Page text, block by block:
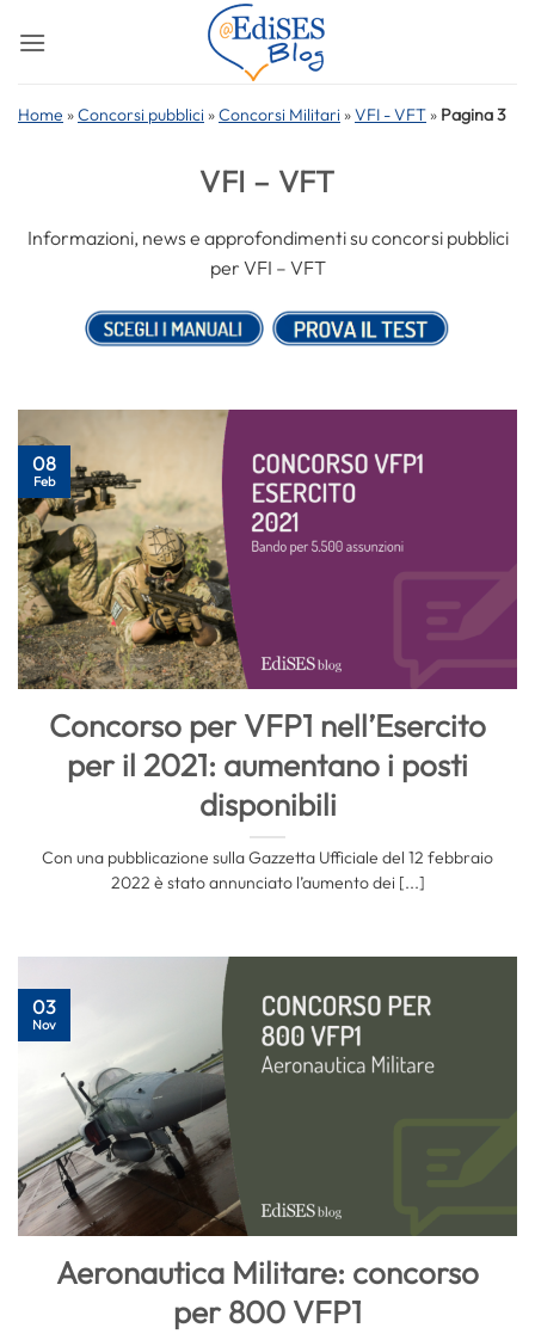
Home »Concorsi pubblici »Concorsi Militari »VFI - VFT » Pagina 3
VFI – VFT
Informazioni, news e approfondimenti su concorsi pubblici
per VFI – VFT
Concorso per VFP1 nell’Esercito
per il 2021: aumentano i posti
disponibili
Con una pubblicazione sulla Gazzetta Ufficiale del 12 febbraio
2022 è stato annunciato l’aumento dei [...]
08
Feb
Aeronautica Militare: concorso
per 800 VFP1
03
Nov